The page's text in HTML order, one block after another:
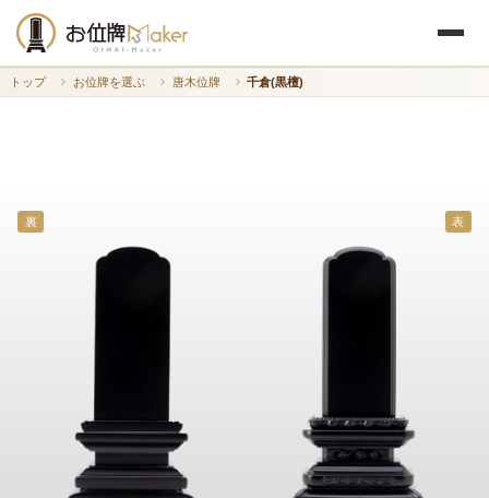
トップ お位牌を選ぶ 唐木位牌 千倉(黒檀)
裏 表